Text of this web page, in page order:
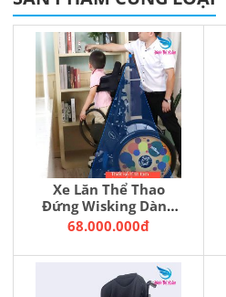
Xe Lăn Thể Thao
Đứng Wisking Dành
Trẻ Cho Trẻ Em
68.000.000đ